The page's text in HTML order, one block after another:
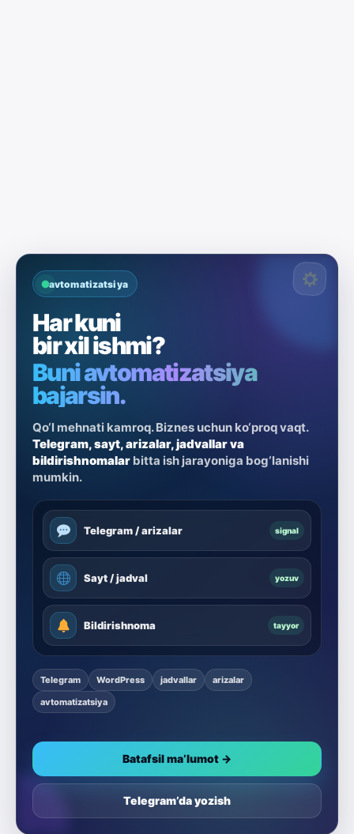
avtomatizatsiya
Har kuni
bir xil ishmi?
Buni avtomatizatsiya
bajarsin.
Qo‘l mehnati kamroq. Biznes uchun ko‘proq vaqt.
Telegram, sayt, arizalar, jadvallar va
bildirishnomalar bitta ish jarayoniga bog‘lanishi
mumkin.
Telegram / arizalar signal
Sayt / jadval yozuv
Bildirishnoma tayyor
Telegram WordPress jadvallar
arizalar
avtomatizatsiya
Batafsil ma’lumot →
Telegram’da yozish